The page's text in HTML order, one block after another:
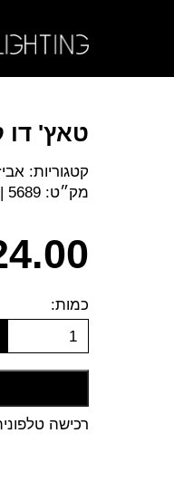
טאץ' דו
קטגוריות:
מק״ט:5689 | 8354
כמות:
1
רכישה טלפונית